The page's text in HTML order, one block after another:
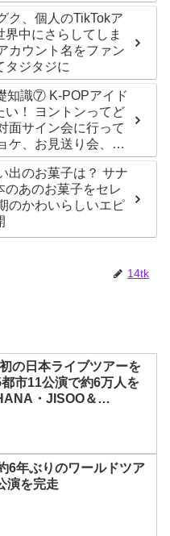
ァン」だと話題沸騰
ク、個人のTikTokア
界中にさらしてしま
カウント名をファン
タジタジに
知識⑦ K-POPアイド
い！ ヨントンってど
面サイン会に行って
ケ、お見送り会、握
リースイベントあれ
出のお菓子は？ サナ
のあのお菓子をセレ
のかわいらしいエピ
14tk
の日本ライブツアーを
市11公演で約6万人を
・JISOO＆
6年ぶりのワールドツア
演を完走